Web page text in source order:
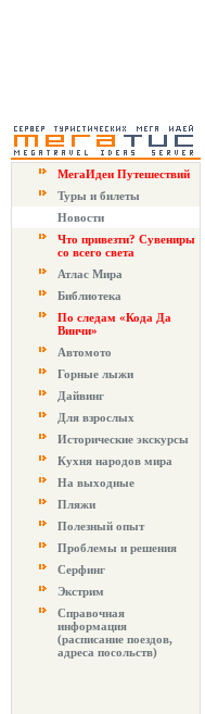
МегаИдеи Путешествий
Туры и билеты
Новости
Что привезти? Сувениры
со всего света
Атлас Мира
Библиотека
По следам «Кода Да
Винчи»
Автомото
Горные лыжи
Дайвинг
Для взрослых
Исторические экскурсы
Кухня народов мира
На выходные
Пляжи
Полезный опыт
Проблемы и решения
Серфинг
Экстрим
Справочная
информация
(расписание поездов,
адреса посольств)